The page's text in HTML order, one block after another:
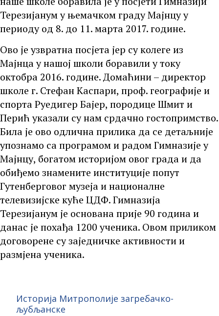
Терезијанум у њемачком граду Мајнцу у
периоду од 8. до 11. марта 2017. године.
Ово је узвратна посјета јер су колеге из
Мајнца у нашој школи боравили у току
октобра 2016. године. Домаћини – директор
школе г. Стефан Каспари, проф. географије и
спорта Руедигер Бајер, породице Шмит и
Перић указали су нам срдачно гостопримство.
Била је ово одлична прилика да се детаљније
упознамо са програмом и радом Гимназије у
Мајнцу, богатом историјом овог града и да
обиђемо знамените институције попут
Гутенберговог музеја и националне
телевизијске куће ЦДФ. Гимназија
Терезијанум је основана прије 90 година и
данас је похађа 1200 ученика. Овом приликом
договорене су заједничке активности и
размјена ученика.
Историја Митрополије загребачко-
љубљанске